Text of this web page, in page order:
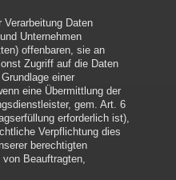
Daten
Unternehmen
offenbaren, sie an
Zugriff auf die Daten
einer
eine Übermittlung der
gem. Art. 6
erforderlich ist),
Verpflichtung dies
berechtigten
Beauftragten,